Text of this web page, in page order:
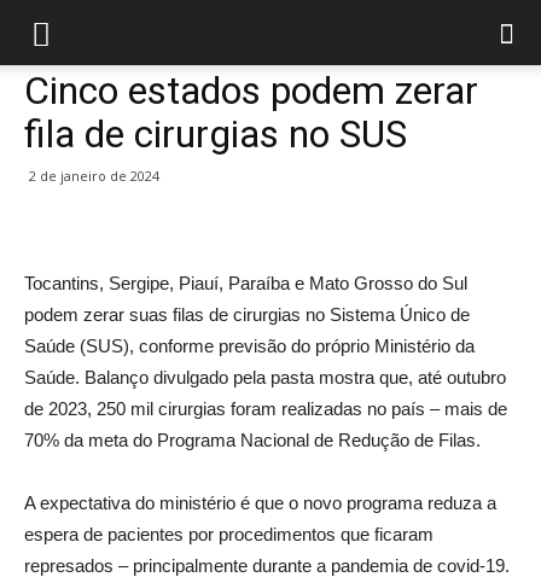
Cinco estados podem zerar
fila de cirurgias no SUS
2 de janeiro de 2024
Tocantins, Sergipe, Piauí, Paraíba e Mato Grosso do Sul
podem zerar suas filas de cirurgias no Sistema Único de
Saúde (SUS), conforme previsão do próprio Ministério da
Saúde. Balanço divulgado pela pasta mostra que, até outubro
de 2023, 250 mil cirurgias foram realizadas no país – mais de
70% da meta do Programa Nacional de Redução de Filas.
A expectativa do ministério é que o novo programa reduza a
espera de pacientes por procedimentos que ficaram
represados – principalmente durante a pandemia de covid-19.